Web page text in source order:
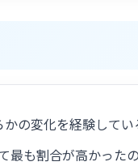
の変化を経験してい
も割合が高かった